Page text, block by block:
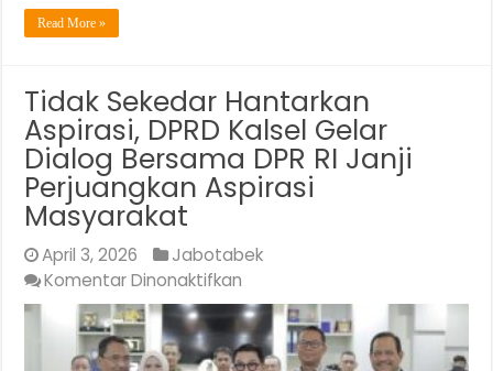
Read More »
Tidak Sekedar Hantarkan
Aspirasi, DPRD Kalsel Gelar
Dialog Bersama DPR RI Janji
Perjuangkan Aspirasi
Masyarakat
April 3, 2026
Jabotabek
Komentar Dinonaktifkan
Tidak
Sekedar
Hantarkan